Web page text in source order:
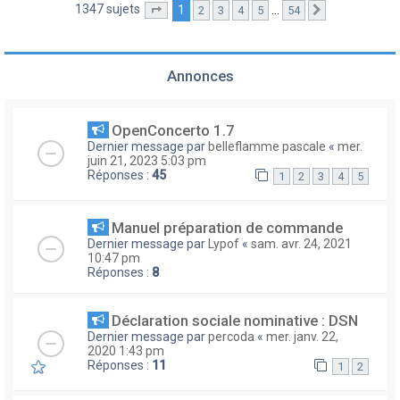
1347 sujets Page sur54
1 2 3 4 5 … 54
Annonces
OpenConcerto 1.7
Dernier message par belleflamme pascale « mer.
juin 21, 2023 5:03 pm
Réponses : 45 1 2 3 4 5
Manuel préparation de commande
Dernier message par Lypof « sam. avr. 24, 2021
10:47 pm
Réponses : 8
Déclaration sociale nominative : DSN
Dernier message parpercoda « mer. janv. 22,
2020 1:43 pm
Réponses : 11 1 2